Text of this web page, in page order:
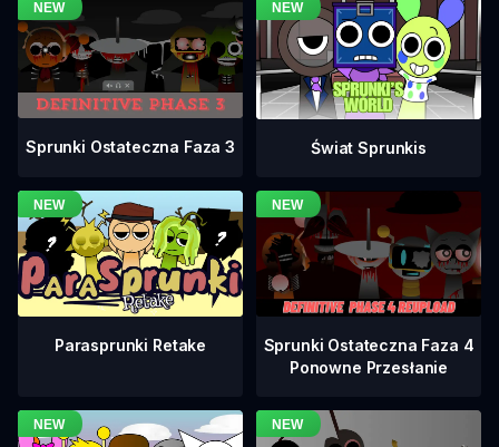
Sprunki Ostateczna Faza 3 Świat Sprunkis
Parasprunki Retake
Sprunki Ostateczna Faza 4
Ponowne Przesłanie